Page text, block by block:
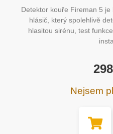
Detektor kouře Fireman 5
hlásič, který spolehlivě
hlasitou sirénu, test
298
Nejsem